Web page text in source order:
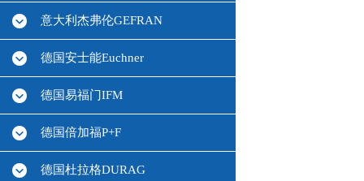
意大利杰弗伦GEFRAN
德国安士能Euchner
德国易福门IFM
德国倍加福P+F
德国杜拉格DURAG